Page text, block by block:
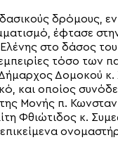
δρόμους,
έφτασε στην
στο δάσος
τόσο των
Δομοκού
και οποίος
Μονής π.
Φθιώτιδος κ.